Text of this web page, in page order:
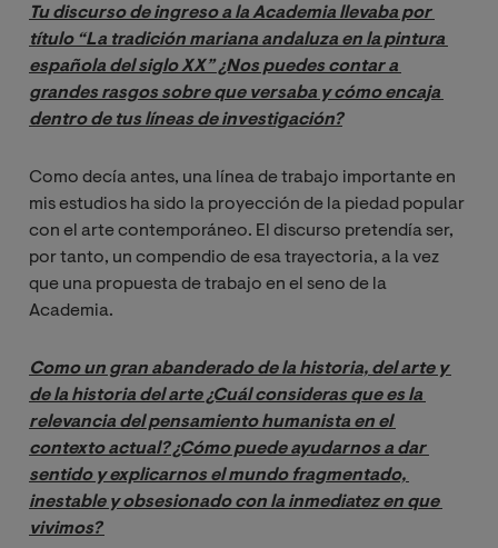
Tu discurso de ingreso a la Academia llevaba por
título “La tradición mariana andaluza en la pintura
española del siglo XX” ¿Nos puedes contar a
grandes rasgos sobre que versaba y cómo encaja
dentro de tus líneas de investigación?
Como decía antes, una línea de trabajo importante en
mis estudios ha sido la proyección de la piedad popular
con el arte contemporáneo. El discurso pretendía ser,
por tanto, un compendio de esa trayectoria, a la vez
que una propuesta de trabajo en el seno de la
Academia.
Como un gran abanderado de la historia, del arte y
de la historia del arte ¿Cuál consideras que es la
relevancia del pensamiento humanista en el
contexto actual? ¿Cómo puede ayudarnos a dar
sentido y explicarnos el mundo fragmentado,
inestable y obsesionado con la inmediatez en que
vivimos?